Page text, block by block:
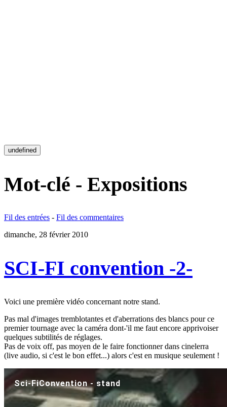
undefined
Mot-clé - Expositions
Fil des entrées - Fil des commentaires
dimanche, 28 février 2010
SCI-FI convention -2-
Voici une première vidéo concernant notre stand.
Pas mal d'images tremblotantes et d'aberrations des blancs pour ce
premier tournage avec la caméra dont-'il me faut encore apprivoiser
quelques subtilités de réglages.
Pas de voix off, pas moyen de le faire fonctionner dans cinelerra
(live audio, si c'est le bon effet...) alors c'est en musique seulement !